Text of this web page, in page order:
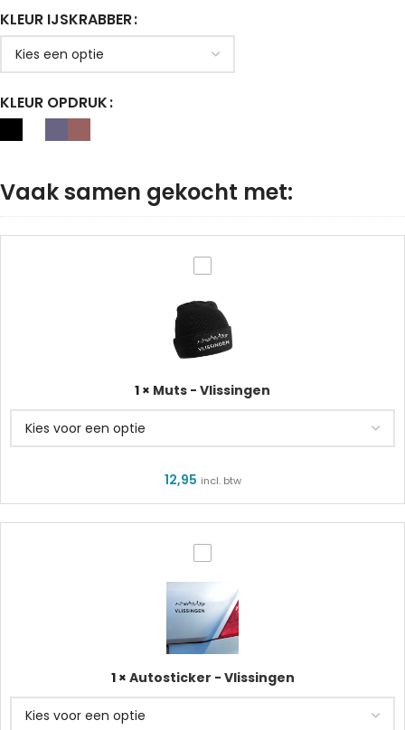
KLEUR IJSKRABBER
KLEUR OPDRUK
Vaak samen gekocht met:
1 × Muts - Vlissingen
12,95 incl. btw
1× Autosticker - Vlissingen